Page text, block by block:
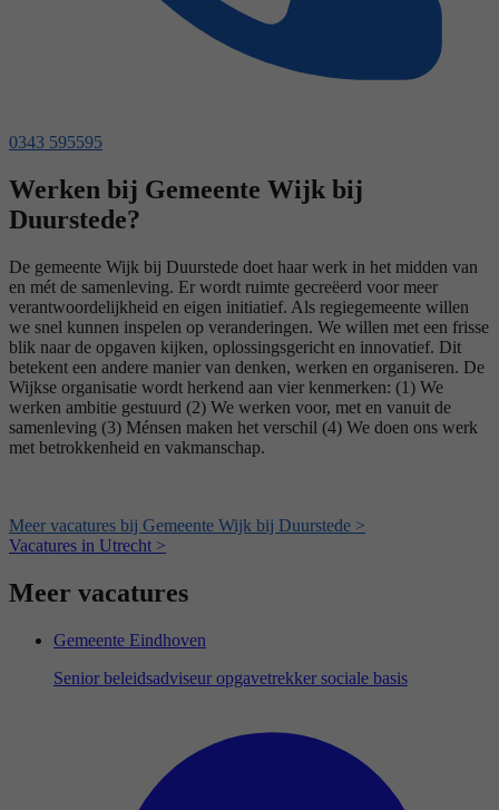
0343 595595
Werken bij Gemeente Wijk bij
Duurstede?
De gemeente Wijk bij Duurstede doet haar werk in het midden van
en mét de samenleving. Er wordt ruimte gecreëerd voor meer
verantwoordelijkheid en eigen initiatief. Als regiegemeente willen
we snel kunnen inspelen op veranderingen. We willen met een frisse
blik naar de opgaven kijken, oplossingsgericht en innovatief. Dit
betekent een andere manier van denken, werken en organiseren. De
Wijkse organisatie wordt herkend aan vier kenmerken: (1) We
werken ambitie gestuurd (2) We werken voor, met en vanuit de
samenleving (3) Ménsen maken het verschil (4) We doen ons werk
met betrokkenheid en vakmanschap.
Meer vacatures bij Gemeente Wijk bij Duurstede >
Vacatures in Utrecht >
Meer vacatures
Gemeente Eindhoven
Senior beleidsadviseur opgavetrekker sociale basis